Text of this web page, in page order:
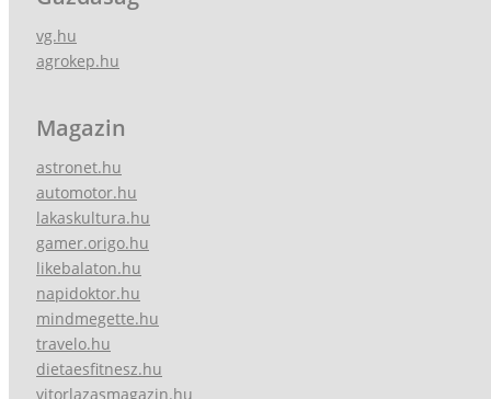
vg.hu
agrokep.hu
Magazin
astronet.hu
automotor.hu
lakaskultura.hu
gamer.origo.hu
likebalaton.hu
napidoktor.hu
mindmegette.hu
travelo.hu
dietaesfitnesz.hu
vitorlazasmagazin.hu